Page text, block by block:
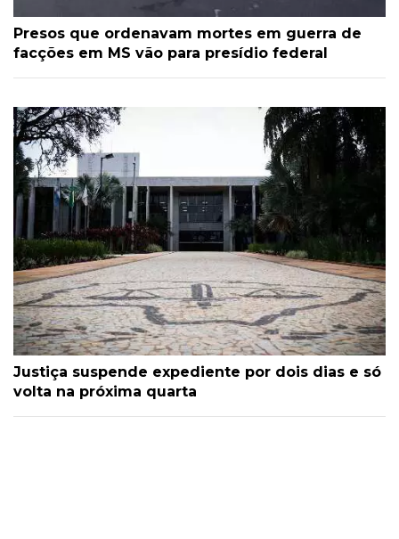
Presos que ordenavam mortes em guerra de
facções em MS vão para presídio federal
Justiça suspende expediente por dois dias e só
volta na próxima quarta